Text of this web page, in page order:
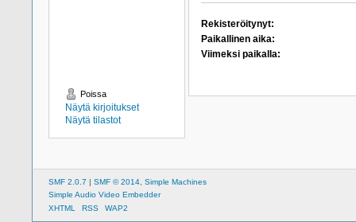
Poissa
Näytä kirjoitukset
Näytä tilastot
Rekisteröitynyt:
Paikallinen aika:
Viimeksi paikalla:
SMF 2.0.7 | SMF © 2014 Simple Machines
Simple Audio Video Embedder
XHTML
RSS WAP2